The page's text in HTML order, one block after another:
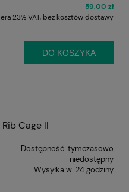
59,00 zł
23% VAT, bez kosztów dostawy
DO KOSZYKA
Cage II
Dostępność: tymczasowo
niedostępny
Wysyłka w: 24 godziny